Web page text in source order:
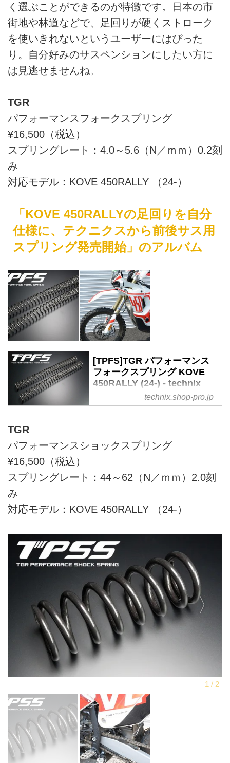
く選ぶことができるのが特徴です。日本の市
街地や林道などで、足回りが硬くストローク
を使いきれないというユーザーにはぴった
り。自分好みのサスペンションにしたい方に
は見逃せませんね。
TGR
パフォーマンスフォークスプリング
¥16,500（税込）
スプリングレート：4.0～5.6（N／ｍｍ）0.2刻
み
対応モデル：KOVE 450RALLY （24-）
「KOVE 450RALLYの足回りを自分
仕様に、テクニクスから前後サス用
スプリング発売開始」のアルバム
[TPFS]TGR パフォーマンス
フォークスプリング KOVE
450RALLY (24-) - technix
トクロッサーを代表とするレーサ
リングの選定」こそがサスペンシ
technix.shop-pro.jp
TGR
パフォーマンスショックスプリング
¥16,500（税込）
スプリングレート：44～62（N／ｍｍ）2.0刻
み
対応モデル：KOVE 450RALLY （24‐）